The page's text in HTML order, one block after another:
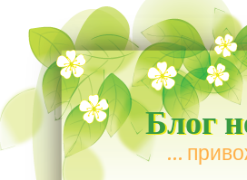
Блог
…